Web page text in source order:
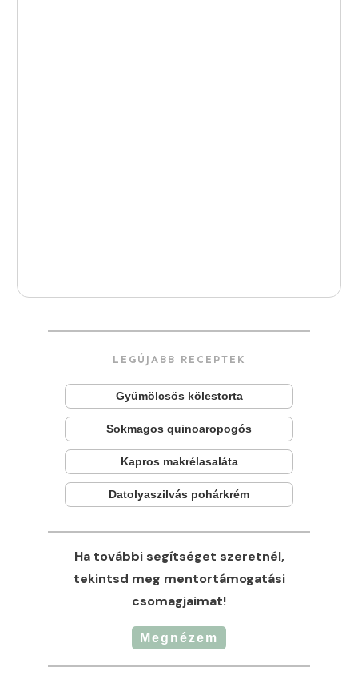
LEGÚJABB RECEPTEK
Gyümölcsös kölestorta
Sokmagos quinoaropogós
Kapros makrélasaláta
Datolyaszilvás pohárkrém
Ha további segítséget szeretnél,
tekintsd meg mentortámogatási
csomagjaimat!
Megnézem